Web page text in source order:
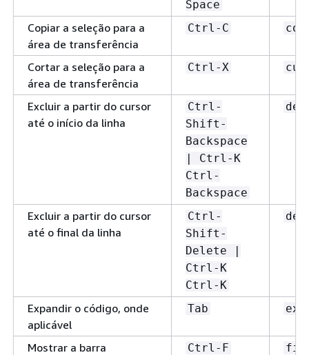
Space
Copiar a seleção para a
área de transferência
Ctrl-C
Cortar a seleção para a
área de transferência
Ctrl-X cut
Excluir a partir do cursor
até o início da linha
Ctrl-
Shift-
Backspace
| Ctrl-K
Ctrl-
Backspace
Excluir a partir do cursor
até o final da linha
Ctrl-
Shift-
Delete |
Ctrl-K
Ctrl-K
Expandir o código, onde
aplicável
Tab
Mostrar a barra
Ctrl-F